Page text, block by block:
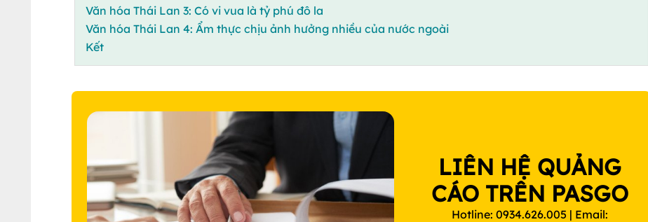
Văn hóa Thái Lan 3: Có vi vua là tỷ phú đô la
Văn hóa Thái Lan 4: Ẩm thực chịu ảnh hưởng nhiều của nước ngoài
Kết
LIÊN HỆ QUẢNG
CÁO TRÊN PASGO
Hotline: 0934.626.005 | Email: